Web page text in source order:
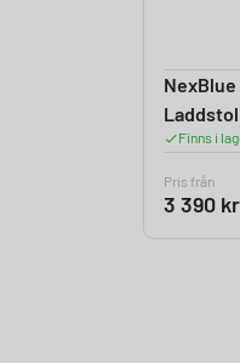
NexBlue
Finns i
Pris från
3 390 kr